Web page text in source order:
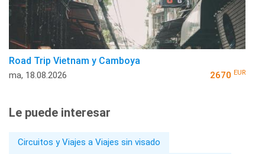
Road Trip Vietnam y Camboya
ma, 18.08.2026 2670 EUR
Le puede interesar
Circuitos y Viajes a Viajes sin visado